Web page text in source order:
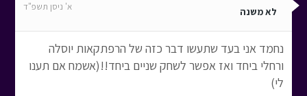
לא משנה א' ניסן תשפ"ד
נחמד אני בעד שתעשו דבר כזה של הרפתקאות יוסלה
ורחלי ביחד ואז אפשר לשחק שניים ביחד!!(אשמח אם תענו
לי)